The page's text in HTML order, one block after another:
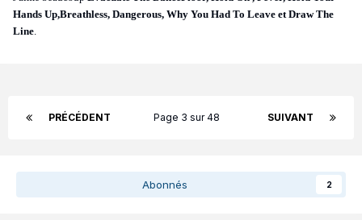
Hands Up,Breathless, Dangerous, Why You Had To Leave et Draw The
Line.
PRÉCÉDENT SUIVANT
Page 3 sur 48
Abonnés 2